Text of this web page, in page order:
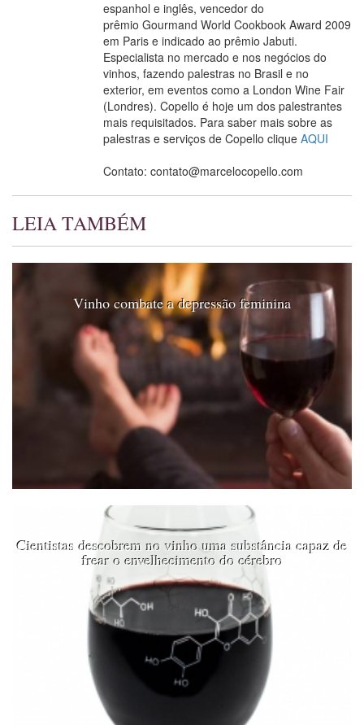
espanhol e inglês, vencedor do
prêmio Gourmand World Cookbook Award 2009
em Paris e indicado ao prêmio Jabuti.
Especialista no mercado e nos negócios do
vinhos, fazendo palestras no Brasil e no
exterior, em eventos como a London Wine Fair
(Londres). Copello é hoje um dos palestrantes
mais requisitados. Para saber mais sobre as
palestras e serviços de Copello clique AQUI
Contato: contato@marcelocopello.com
LEIA TAMBÉM
Vinho combate a depressão feminina
Cientistas descobrem no vinho uma substância capaz de
frear o envelhecimento do cérebro